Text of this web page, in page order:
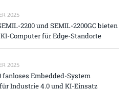
2025
2200 und SEMIL-2200GC bieten
Computer für Edge-Standorte
2025
fanloses Embedded-System
Industrie 4.0 und KI-Einsatz